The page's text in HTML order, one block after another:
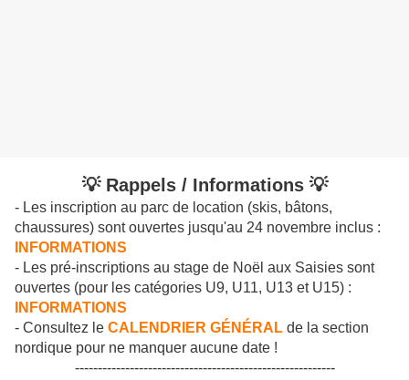
💡 Rappels / Informations 💡
- Les inscription au parc de location (skis, bâtons,
chaussures) sont ouvertes jusqu'au 24 novembre inclus :
INFORMATIONS
- Les pré-inscriptions au stage de Noël aux Saisies sont
ouvertes (pour les catégories U9, U11, U13 et U15) :
INFORMATIONS
- Consultez le CALENDRIER GÉNÉRAL de la section
nordique pour ne manquer aucune date !
---------------------------------------------------------